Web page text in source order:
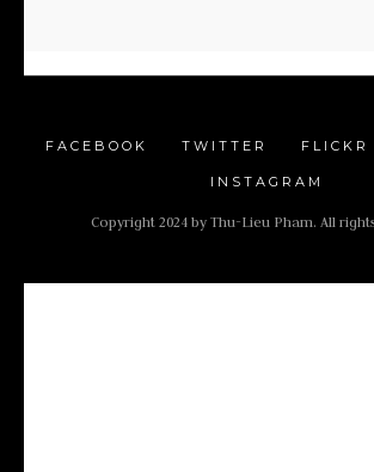
FACEBOOK TWITTER FLICKR
INSTAGRAM
Copyright 2024 by Thu-Lieu Pham. All